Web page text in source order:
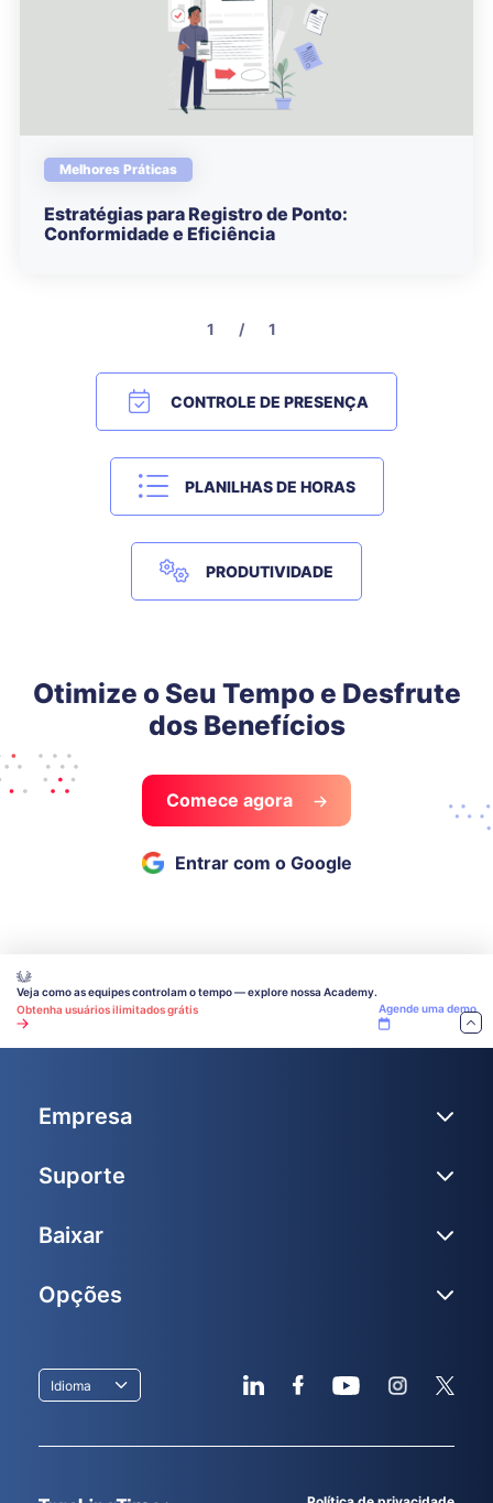
Melhores Práticas
Estratégias para Registro de Ponto:
Conformidade e Eficiência
1 / 1
CONTROLE DE PRESENÇA
PLANILHAS DE HORAS
PRODUTIVIDADE
Otimize o Seu Tempo e Desfrute
dos Benefícios
Comece agora
Entrar com o Google
Veja como as equipes controlam o tempo — explore nossa Academy.
Obtenha usuários ilimitados grátis
Agende uma demo
Idioma
Empresa
Suporte
Baixar
Opções